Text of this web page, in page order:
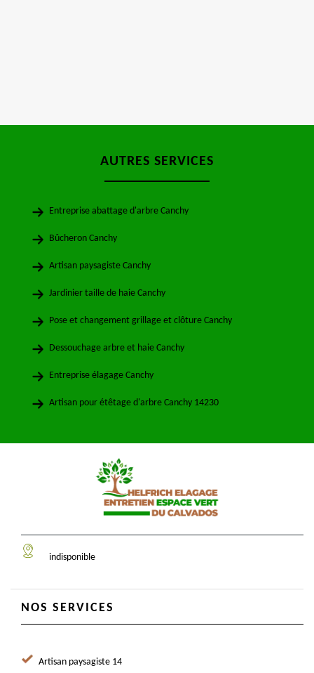
AUTRES SERVICES
Entreprise abattage d'arbre Canchy
Bûcheron Canchy
Artisan paysagiste Canchy
Jardinier taille de haie Canchy
Pose et changement grillage et clôture Canchy
Dessouchage arbre et haie Canchy
Entreprise élagage Canchy
Artisan pour étêtage d'arbre Canchy 14230
indisponible
NOS SERVICES
Artisan paysagiste 14